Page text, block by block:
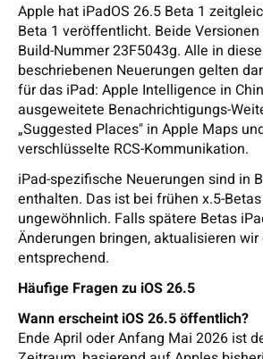
Apple hat iPadOS 26.5 Beta 1
Beta 1 veröffentlicht. Beide
Build-Nummer 23F5043g. Alle in
beschriebenen Neuerungen gelten
für das iPad: Apple Intelligence in
ausgeweitete Benachrichtigungs-
„Suggested Places" in Apple Maps
verschlüsselte RCS-Kommunikation.
iPad-spezifische Neuerungen sind in
enthalten. Das ist bei frühen x.5-
ungewöhnlich. Falls spätere Betas
Änderungen bringen, aktualisieren
entsprechend.
Häufige Fragen zu iOS 26.5
Wann erscheint iOS 26.5 öffentlich?
Ende April oder Anfang Mai 2026 ist